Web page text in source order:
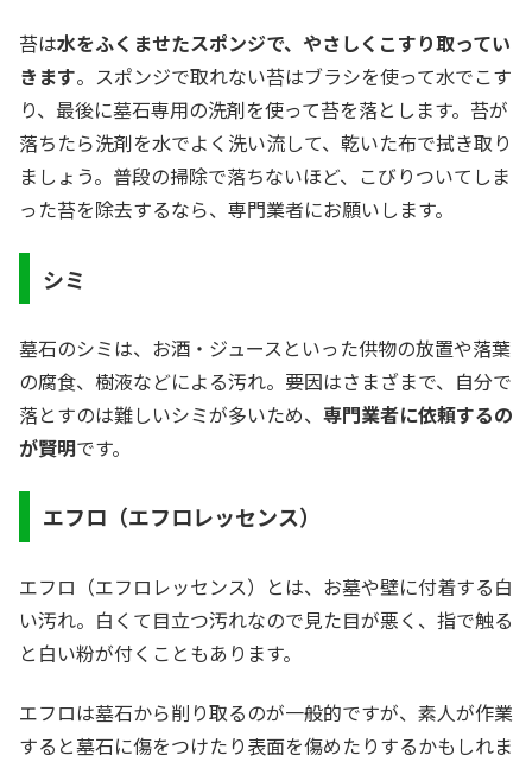
苔は水をふくませたスポンジで、やさしくこすり取ってい
きます。スポンジで取れない苔はブラシを使って水でこす
り、最後に墓石専用の洗剤を使って苔を落とします。苔が
落ちたら洗剤を水でよく洗い流して、乾いた布で拭き取り
ましょう。普段の掃除で落ちないほど、こびりついてしま
った苔を除去するなら、専門業者にお願いします。
シミ
墓石のシミは、お酒・ジュースといった供物の放置や落葉
の腐食、樹液などによる汚れ。要因はさまざまで、自分で
落とすのは難しいシミが多いため、 専門業者に依頼するの
が賢明です。
エフロ（エフロレッセンス）
エフロ（エフロレッセンス）とは、お墓や壁に付着する白
い汚れ。白くて目立つ汚れなので見た目が悪く、指で触る
と白い粉が付くこともあります。
エフロは墓石から削り取るのが一般的ですが、素人が作業
すると墓石に傷をつけたり表面を傷めたりするかもしれま